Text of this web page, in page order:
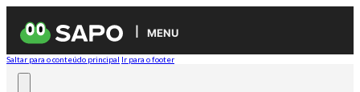
MENU
Saltar para o conteúdo principal Ir para o footer